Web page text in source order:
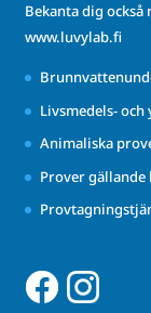
Bekanta dig
www.luvylab.fi
Livsmedels-
Animaliska
Prover gällande